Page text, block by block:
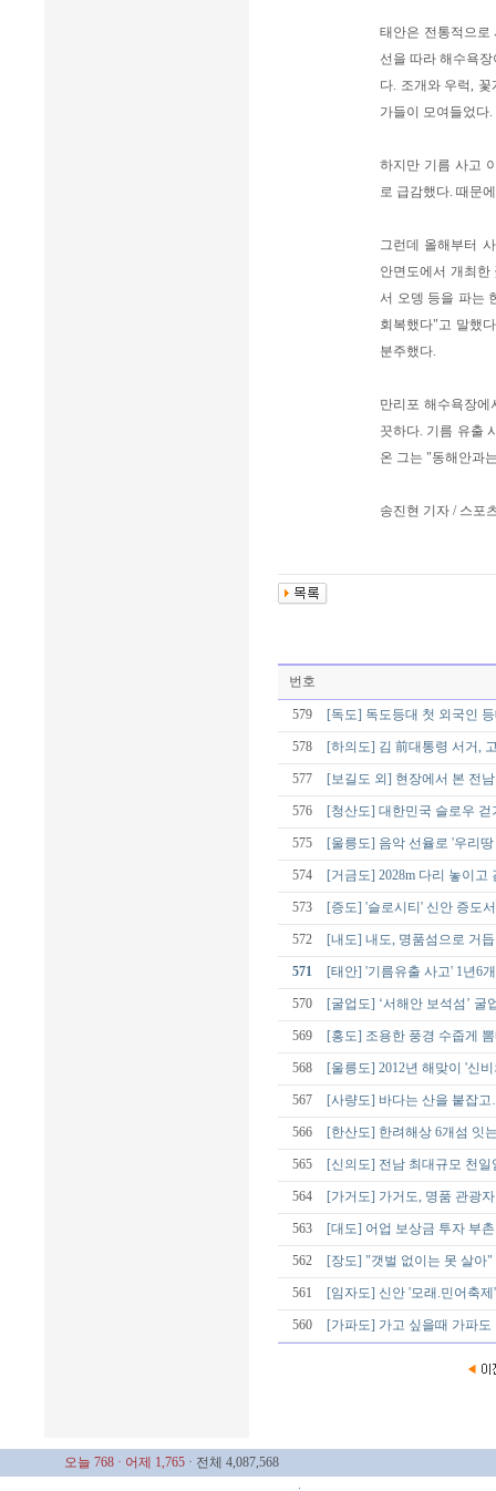
태안은 전통적으로
선을 따라 해수욕
다. 조개와 우럭,
가들이 모여들었다.
하지만 기름 사고
로 급감했다. 때문
그런데 올해부터
안면도에서 개최한
서 오뎅 등을 파는
회복했다"고 말했
분주했다.
만리포 해수욕장
끗하다. 기름 유출
온 그는 "동해안과
송진현 기자 / 스포
번호
579 [독도] 독도등대 첫 외국인
578 [하의도] 김 前대통령 서거,
577 [보길도 외] 현장에서 본 전
576 [청산도] 대한민국 슬로우 걷
575 [울릉도] 음악 선율로 '우리
574 [거금도] 2028m 다리 놓이
573 [증도] '슬로시티' 신안 증도
572 [내도] 내도, 명품섬으로 거
571 [태안] '기름유출 사고' 1년6
570 [굴업도] ‘서해안 보석섬’ 굴
569 [홍도] 조용한 풍경 수줍게
568 [울릉도] 2012년 해맞이 '신
567 [사량도] 바다는 산을 붙잡
566 [한산도] 한려해상 6개섬 잇
565 [신의도] 전남 최대규모 천일
564 [가거도] 가거도, 명품 관광
563 [대도] 어업 보상금 투자 부
562 [장도] "갯벌 없이는 못 살아"
561 [임자도] 신안 '모래.민어축
560 [가파도] 가고 싶을때 가파도
오늘 768 · 어제 1,765 · 전체 4,087,568